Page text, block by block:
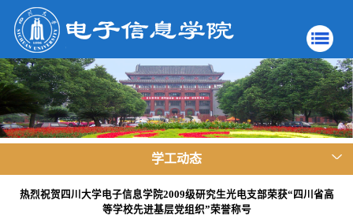
学工动态
热烈祝贺四川大学电子信息学院2009级研究生光电支部荣获“四川省高
等学校先进基层党组织”荣誉称号